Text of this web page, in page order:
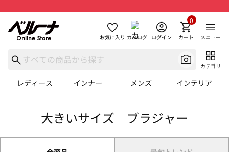
お気に入り カタログ ログイン カート
0
メニュー
カテゴリ
レディース インナー メンズ インテリア
大きいサイズ ブラジャー